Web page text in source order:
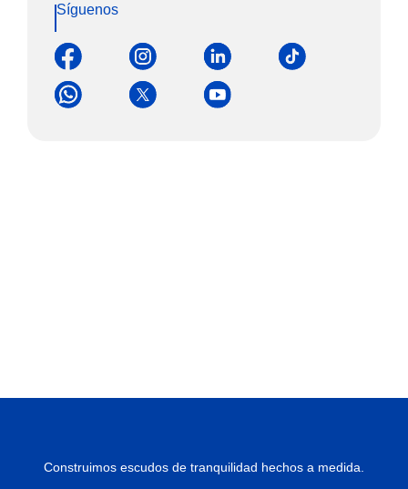
Síguenos
Construimos escudos de tranquilidad hechos a medida.